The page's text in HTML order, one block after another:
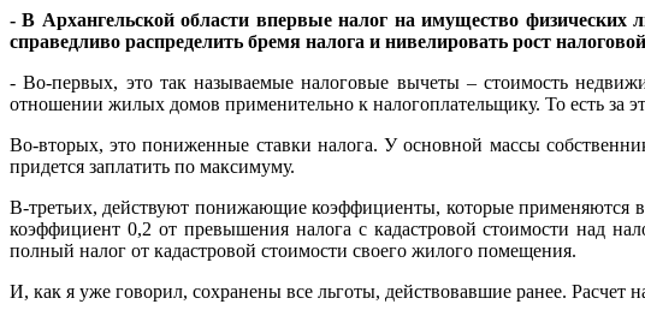
- В Архангельской области впервые налог на имущество физических
справедливо распределить бремя налога и нивелировать рост
- Во-первых, это так называемые налоговые вычеты – стоимость
отношении жилых домов применительно к налогоплательщику. То есть за
Во-вторых, это пониженные ставки налога. У основной массы
придется заплатить по максимуму.
В-третьих, действуют понижающие коэффициенты, которые применяются в
коэффициент 0,2 от превышения налога с кадастровой стоимости над
полный налог от кадастровой стоимости своего жилого помещения.
И, как я уже говорил, сохранены все льготы, действовавшие ранее.